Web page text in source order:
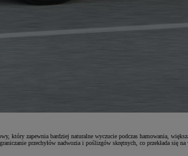
który zapewnia bardziej naturalne wyczucie podczas hamowania,
przechyłów nadwozia i poślizgów skrętnych, co przekłada